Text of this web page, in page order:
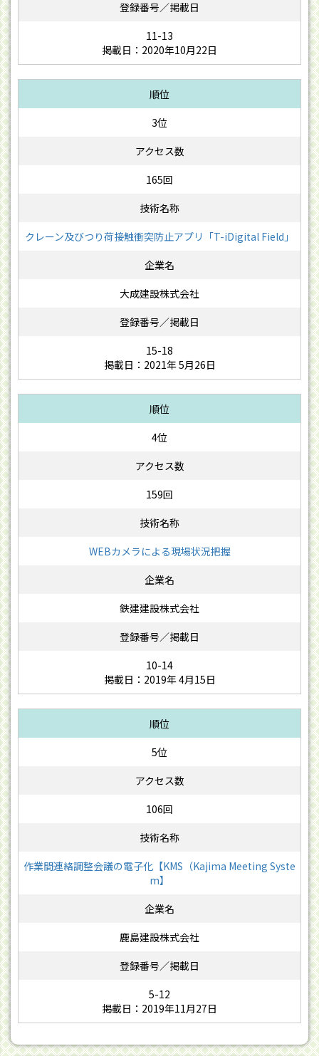
11-13
掲載日：2020年10月22日
3位
165回
クレーン及びつり荷接触衝突防止アプリ「T-iDigital Field」
大成建設株式会社
15-18
掲載日：2021年 5月26日
4位
159回
WEBカメラによる現場状況把握
鉄建建設株式会社
10-14
掲載日：2019年 4月15日
5位
106回
作業間連絡調整会議の電子化【KMS（Kajima Meeting Syste
m】
鹿島建設株式会社
5-12
掲載日：2019年11月27日